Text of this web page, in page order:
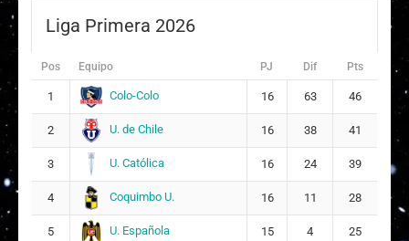
Liga Primera 2026
Pos Equipo PJ Dif Pts
1 Colo-Colo 16 63 46
2 U. de Chile 16 38 41
3 U. Católica 16 24 39
4 Coquimbo U. 16 11 28
5 U. Española 15 4 25